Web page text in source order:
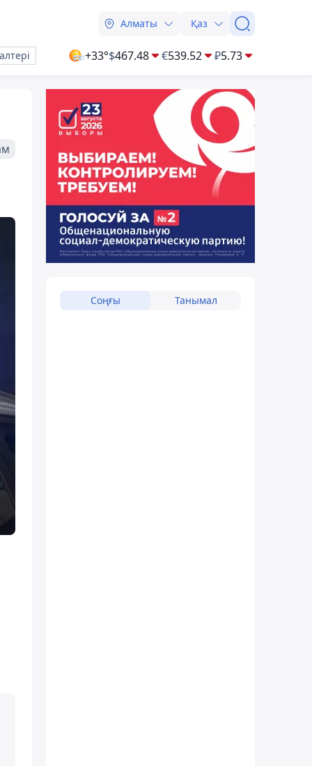
Алматы Қаз
+33°$467.48 €539.52 ₽5.73
Соңғы Танымал